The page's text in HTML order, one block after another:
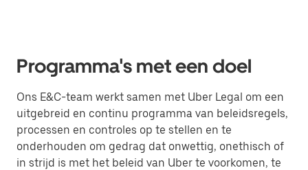
Programma's met een doel
Ons E&C-team werkt samen met Uber Legal om een
uitgebreid en continu programma van beleidsregels,
processen en controles op te stellen en te
onderhouden om gedrag dat onwettig, onethisch of
in strijd is met het beleid van Uber te voorkomen, te